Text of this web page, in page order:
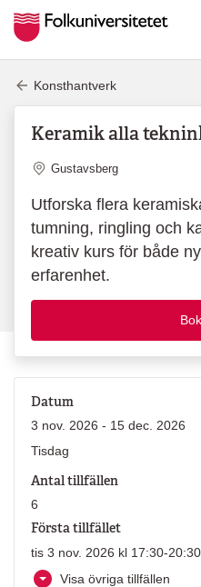
Konsthantverk
Keramik alla
Plats
Gustavsberg
Utforska flera
tumning, ringling och
kreativ kurs för både
erfarenhet.
Datum
3 nov. 2026 - 15 dec. 2026
Tisdag
Antal tillfällen
6
Första tillfället
tis 3 nov. 2026 kl 17:30-20:30
Visa övriga tillfällen